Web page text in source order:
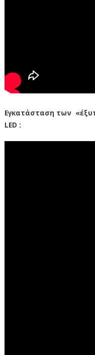
Εγκατάσταση των
LED :